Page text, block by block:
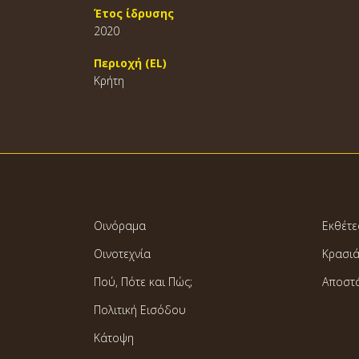
Έτος ίδρυσης
2020
Περιοχή (EL)
Κρήτη
Οινόραμα
Οινοτεχνία
Πού, Πότε και Πώς;
Πολιτική Εισόδου
Κάτοψη
Κρασιά